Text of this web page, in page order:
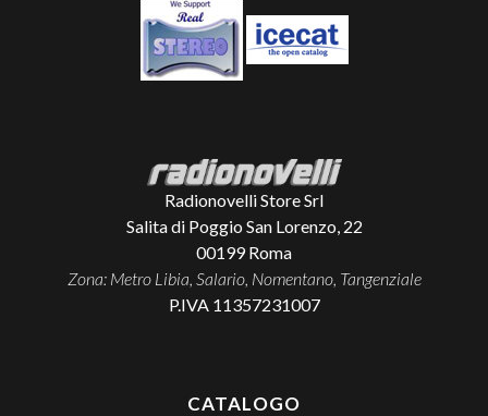
Radionovelli Store Srl
Salita di Poggio San Lorenzo, 22
00199 Roma
Zona: Metro Libia, Salario, Nomentano, Tangenziale
P.IVA 11357231007
CATALOGO